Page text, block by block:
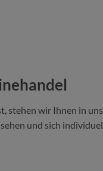
stehen wir Ihnen in
und sich